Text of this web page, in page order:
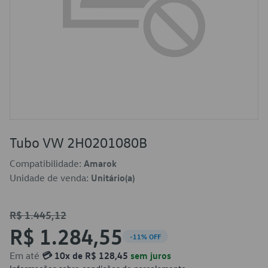
Tubo VW 2H0201080B
Compatibilidade: Amarok
Unidade de venda: Unitário(a)
R$ 1.445,12
R$ 1.284,55 -11% OFF
Em até 💳 10x de R$ 128,45 sem juros